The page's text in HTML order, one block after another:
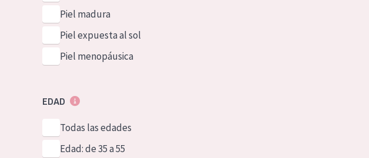
Piel madura
Piel expuesta al sol
Piel menopáusica
EDAD
Todas las edades
Edad: de 35 a 55